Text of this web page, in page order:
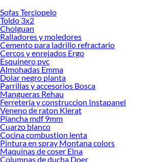
Larefrigeraciónes un aspecto clave en cualquier
conservar alimentos y bebidas en óptimas condiciones
Sodimac, puedes encontrar una amplia variedad de
adaptan a diferentes necesidades y espacios, desde
Sofas Terciopelo
Toldo 3x2
Cholguan
Ralladores y moledores
Cemento para ladrillo refractario
Cercos y enrejados Ergo
Esquinero pvc
Almohadas Emma
Dolar negro planta
Parrillas y accesorios Bosca
Mangueras Rehau
Ferreteria y construccion Instapanel
Veneno de raton Klerat
Plancha mdf 9mm
Cuarzo blanco
Cocina combustion lenta
Pintura en spray Montana colors
Maquinas de coser Elna
Columnas de ducha Doer